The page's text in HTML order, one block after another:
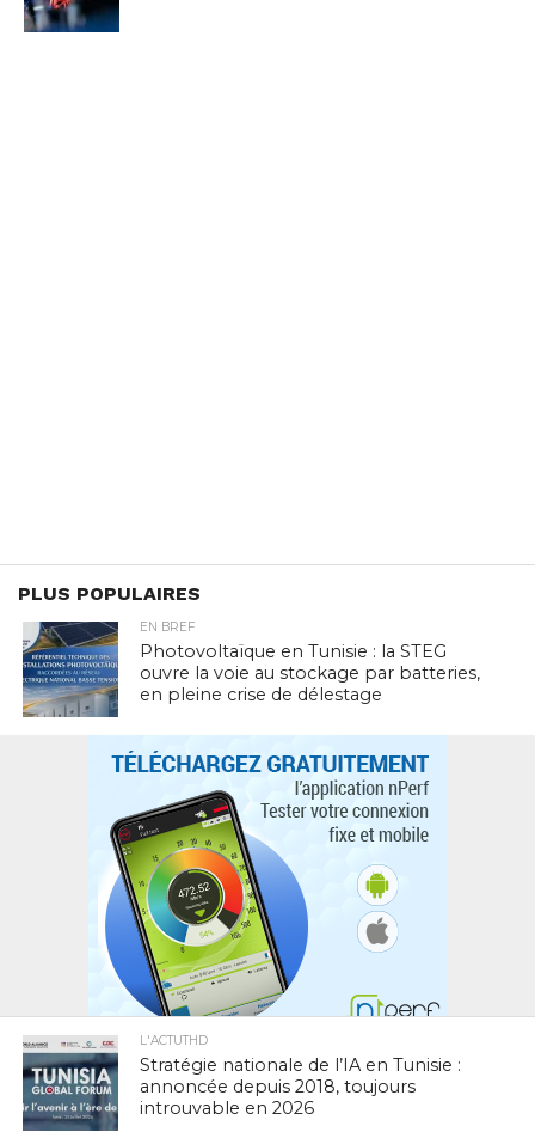
PLUS POPULAIRES
EN BREF
Photovoltaïque en Tunisie : la STEG
ouvre la voie au stockage par batteries,
en pleine crise de délestage
L'ACTUTHD
Stratégie nationale de l’IA en Tunisie :
annoncée depuis 2018, toujours
introuvable en 2026